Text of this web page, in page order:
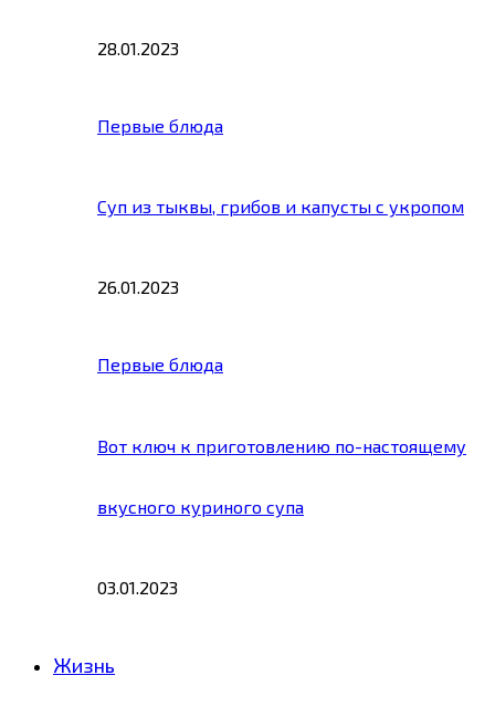
28.01.2023
Первые блюда
Суп из тыквы, грибов и капусты с укропом
26.01.2023
Первые блюда
Вот ключ к приготовлению по-настоящему
вкусного куриного супа
03.01.2023
Жизнь